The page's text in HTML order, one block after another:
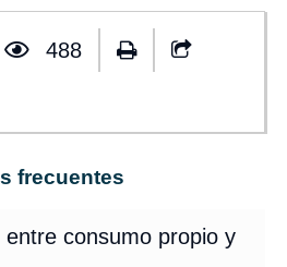
488
frecuentes
entre consumo propio y